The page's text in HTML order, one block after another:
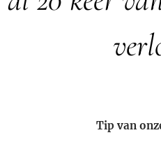
Tip van